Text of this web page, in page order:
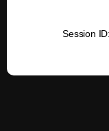
Session